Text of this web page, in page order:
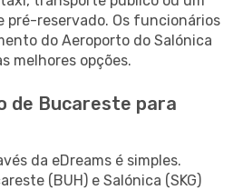
pré-reservado. Os funcionários
do Aeroporto do Salónica
melhores opções.
de Bucareste para
da eDreams é simples.
(BUH) e Salónica (SKG)